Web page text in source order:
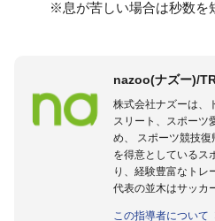
※息が苦しい場合は秒数を
nazoo(ナズー)/
株式会社ナズーは、
スリート、スポーツ
め、 スポーツ競技
を得意としているス
り、経験豊富なトレ
代表の並木はサッカ
この指導者について